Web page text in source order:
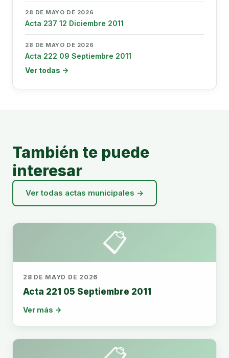
28 DE MAYO DE 2026
Acta 237 12 Diciembre 2011
28 DE MAYO DE 2026
Acta 222 09 Septiembre 2011
Ver todas →
También te puede
interesar
Ver todas actas municipales →
📋
28 DE MAYO DE 2026
Acta 221 05 Septiembre 2011
Ver más →